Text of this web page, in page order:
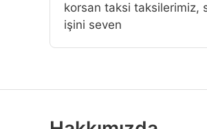
korsan taksi taksilerimiz,
işini seven